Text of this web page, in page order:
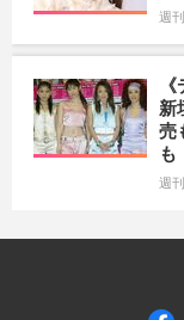
週
新
売
も
週